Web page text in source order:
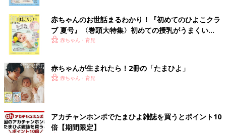
赤ちゃんのお世話まるわかり！『初めてのひよこクラ
ブ 夏号』〈巻頭大特集〉初めての授乳がうまくい
く！ おっぱい・ミルクの基本と夏のトラブル 解決テ
赤ちゃん・育児
赤ちゃんが生まれたら！2冊の「たまひよ」
赤ちゃん・育児
アカチャンホンポでたまひよ雑誌を買うとポイント10
倍【期間限定】